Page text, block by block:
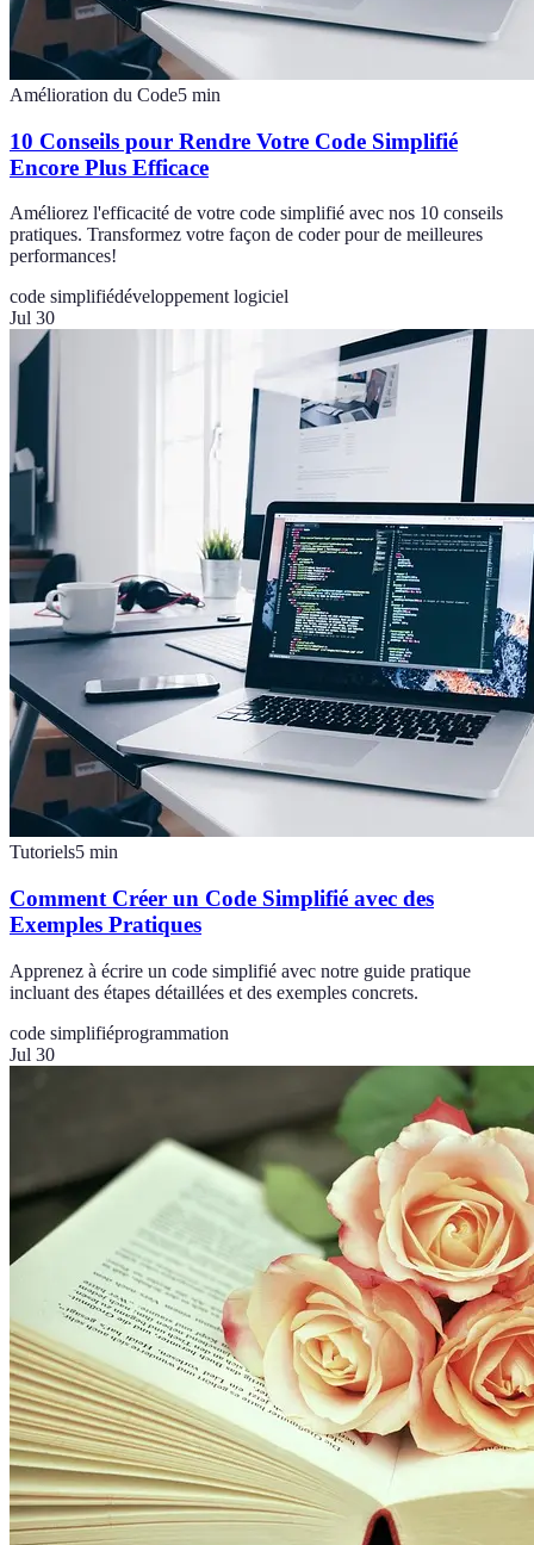
Amélioration du Code5 min
10 Conseils pour Rendre Votre Code Simplifié
Encore Plus Efficace
Améliorez l'efficacité de votre code simplifié avec nos 10 conseils
pratiques. Transformez votre façon de coder pour de meilleures
performances!
code simplifiédéveloppement logiciel
Jul 30
Tutoriels5 min
Comment Créer un Code Simplifié avec des
Exemples Pratiques
Apprenez à écrire un code simplifié avec notre guide pratique
incluant des étapes détaillées et des exemples concrets.
code simplifiéprogrammation
Jul 30